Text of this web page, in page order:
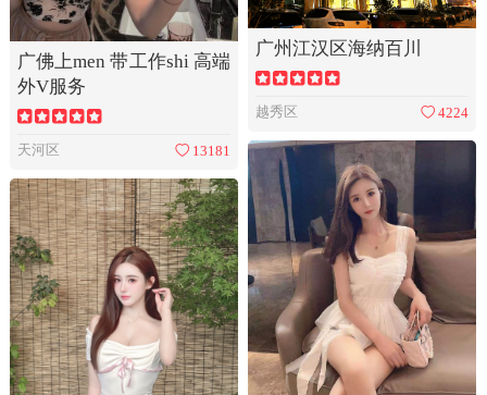
广佛上men 带工作shi 高端
外V服务
天河区 13181
广州江汉区海纳百川
越秀区 4224